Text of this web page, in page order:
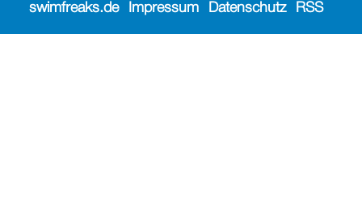
swimfreaks.de Impressum Datenschutz RSS